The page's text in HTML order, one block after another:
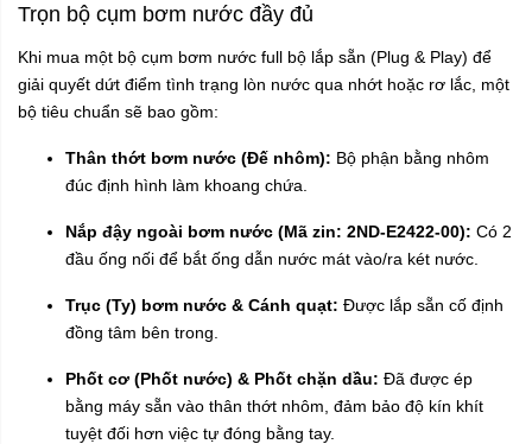
Trọn bộ cụm bơm nước đầy đủ
Khi mua một bộ cụm bơm nước full bộ lắp sẵn (Plug & Play) để
giải quyết dứt điểm tình trạng lòn nước qua nhớt hoặc rơ lắc, một
bộ tiêu chuẩn sẽ bao gồm:
Thân thớt bơm nước (Đế nhôm): Bộ phận bằng nhôm
đúc định hình làm khoang chứa.
Nắp đậy ngoài bơm nước (Mã zin: 2ND-E2422-00): Có 2
đầu ống nối để bắt ống dẫn nước mát vào/ra két nước.
Trục (Ty) bơm nước & Cánh quạt: Được lắp sẵn cố định
đồng tâm bên trong.
Phốt cơ (Phốt nước) & Phốt chặn dầu: Đã được ép
bằng máy sẵn vào thân thớt nhôm, đảm bảo độ kín khít
tuyệt đối hơn việc tự đóng bằng tay.